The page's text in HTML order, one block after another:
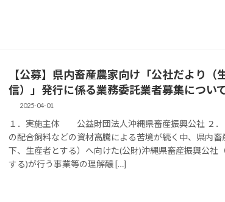
【公募】県内畜産農家向け「公社だより（
信）」発行に係る業務委託業者募集につい
2025-04-01
１．実施主体 公益財団法人沖縄県畜産振興公社
の配合飼料などの資材高騰による苦境が続く中、県内畜
下、生産者とする）へ向けた(公財)沖縄県畜産振興公社
する)が行う事業等の理解醸 […]